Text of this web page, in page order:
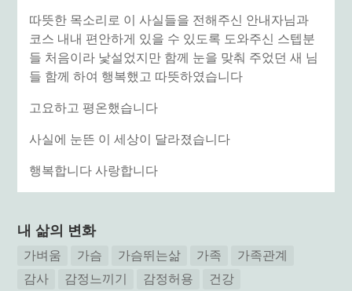
따뜻한 목소리로 이 사실들을 전해주신 안내자님과
코스 내내 편안하게 있을 수 있도록 도와주신 스텝분
들 처음이라 낯설었지만 함께 눈을 맞춰 주었던 새 님
들 함께 하여 행복했고 따뜻하였습니다
고요하고 평온했습니다
사실에 눈뜬 이 세상이 달라졌습니다
행복합니다 사랑합니다
내 삶의 변화
가벼움 가슴 가슴뛰는삶 가족
가족관계
감사
감정느끼기 감정허용
건강